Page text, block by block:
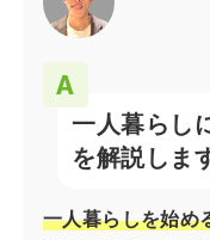
一人暮らし
を解説しま
一人暮らしを始め